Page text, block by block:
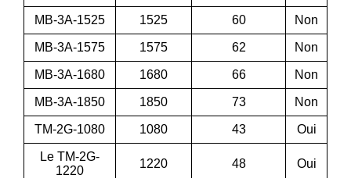
MB-3A-1525 1525 60 Non
MB-3A-1575 1575 62 Non
MB-3A-1680 1680 66 Non
MB-3A-1850 1850 73 Non
TM-2G-1080 1080 43 Oui
Le TM-2G-
1220
1220 48 Oui